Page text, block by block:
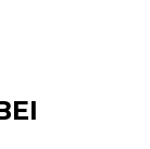
D